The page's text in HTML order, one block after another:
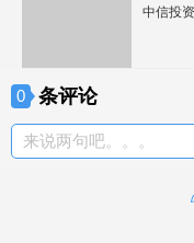
中信投
0 条评论
来说两句吧。。。